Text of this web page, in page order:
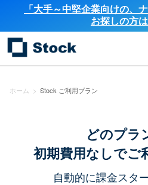
「大手～中堅企業向けの、
お探しの方
ホーム > Stock ご利用プラン
どのプラ
初期費用なしでご
自動的に課金スタ